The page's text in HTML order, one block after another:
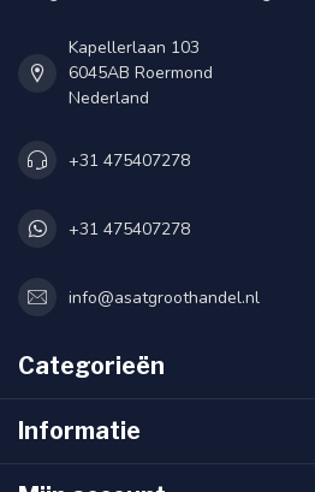
Kapellerlaan 103
6045AB Roermond
Nederland
+31 475407278
+31 475407278
info@asatgroothandel.nl
Categorieën
Informatie